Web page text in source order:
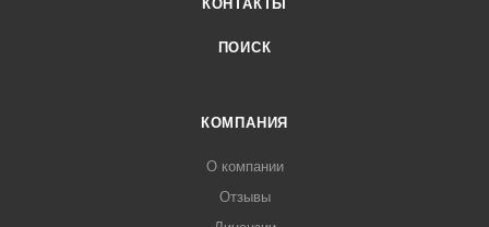
КОНТАКТЫ
ПОИСК
КОМПАНИЯ
О компании
Отзывы